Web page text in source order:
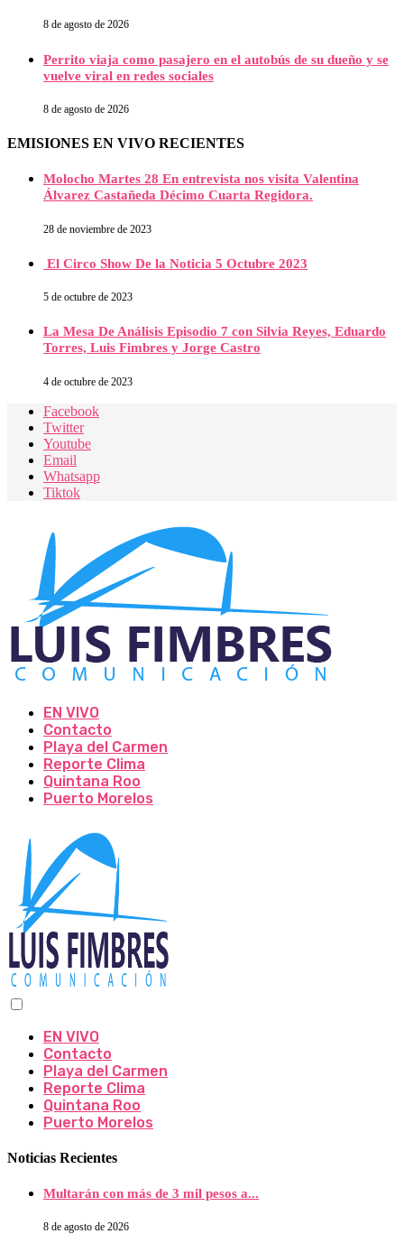
8 de agosto de 2026
Perrito viaja como pasajero en el autobús de su dueño y se
vuelve viral en redes sociales
8 de agosto de 2026
EMISIONES EN VIVO RECIENTES
Molocho Martes 28 En entrevista nos visita Valentina
Álvarez Castañeda Décimo Cuarta Regidora.
28 de noviembre de 2023
El Circo Show De la Noticia 5 Octubre 2023
5 de octubre de 2023
La Mesa De Análisis Episodio 7 con Silvia Reyes, Eduardo
Torres, Luis Fimbres y Jorge Castro
4 de octubre de 2023
Facebook
Twitter
Youtube
Email
Whatsapp
Tiktok
EN VIVO
Contacto
Playa del Carmen
Reporte Clima
Quintana Roo
Puerto Morelos
EN VIVO
Contacto
Playa del Carmen
Reporte Clima
Quintana Roo
Puerto Morelos
Noticias Recientes
Multarán con más de 3 mil pesos a...
8 de agosto de 2026